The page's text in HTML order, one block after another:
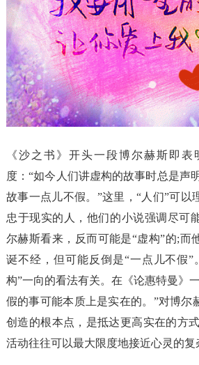
《沙之书》开头一段博尔赫斯即
度：“如今人们讲虚构的故事时总是声
故事一点儿不假。”这里，“人们”可以
忠于现实的人，他们的小说强调尽可
尔赫斯看来，反而可能是“虚构”的;而
诞不经，但可能反倒是“一点儿不假”
构”一向的看法有关。在《论惠特曼》
假的事可能本质上是实在的。”对博尔
创造的根本点，是抵达更高实在的方
活动往往可以最大限度地接近心灵的复